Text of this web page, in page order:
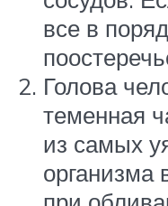
все в
Голова
теменная
из самых
организма